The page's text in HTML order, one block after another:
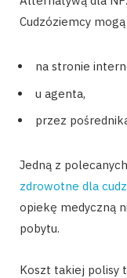
Cudzóziemcy
na stronie
u agenta,
przez
Jedną z
zdrowotne dla
opiekę medyczną
pobytu.
Koszt takiej polisy